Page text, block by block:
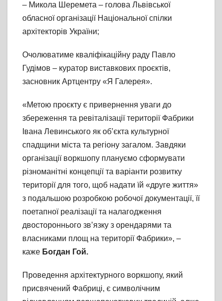
– Микола Шеремета – голова Львівської
обласної організації Національної спілки
архітекторів України;
Очолюватиме кваліфікаційну раду Павло
Гудімов – куратор виставкових проєктів,
засновник Артцентру «Я Галерея».
«Метою проєкту є привернення уваги до
збереження та ревіталізації території Фабрики
Івана Левинського як об’єкта культурної
спадщини міста та регіону загалом. Завдяки
організації воркшопу плануємо сформувати
різноманітні концепції та варіанти розвитку
території для того, щоб надати їй «друге життя»
з подальшою розробкою робочої документації, її
поетапної реалізації та налагодження
двостороннього зв’язку з орендарями та
власниками площ на території Фабрики», –
каже Богдан Гой.
Проведення архітектурного воркшопу, який
присвячений Фабриці, є символічним